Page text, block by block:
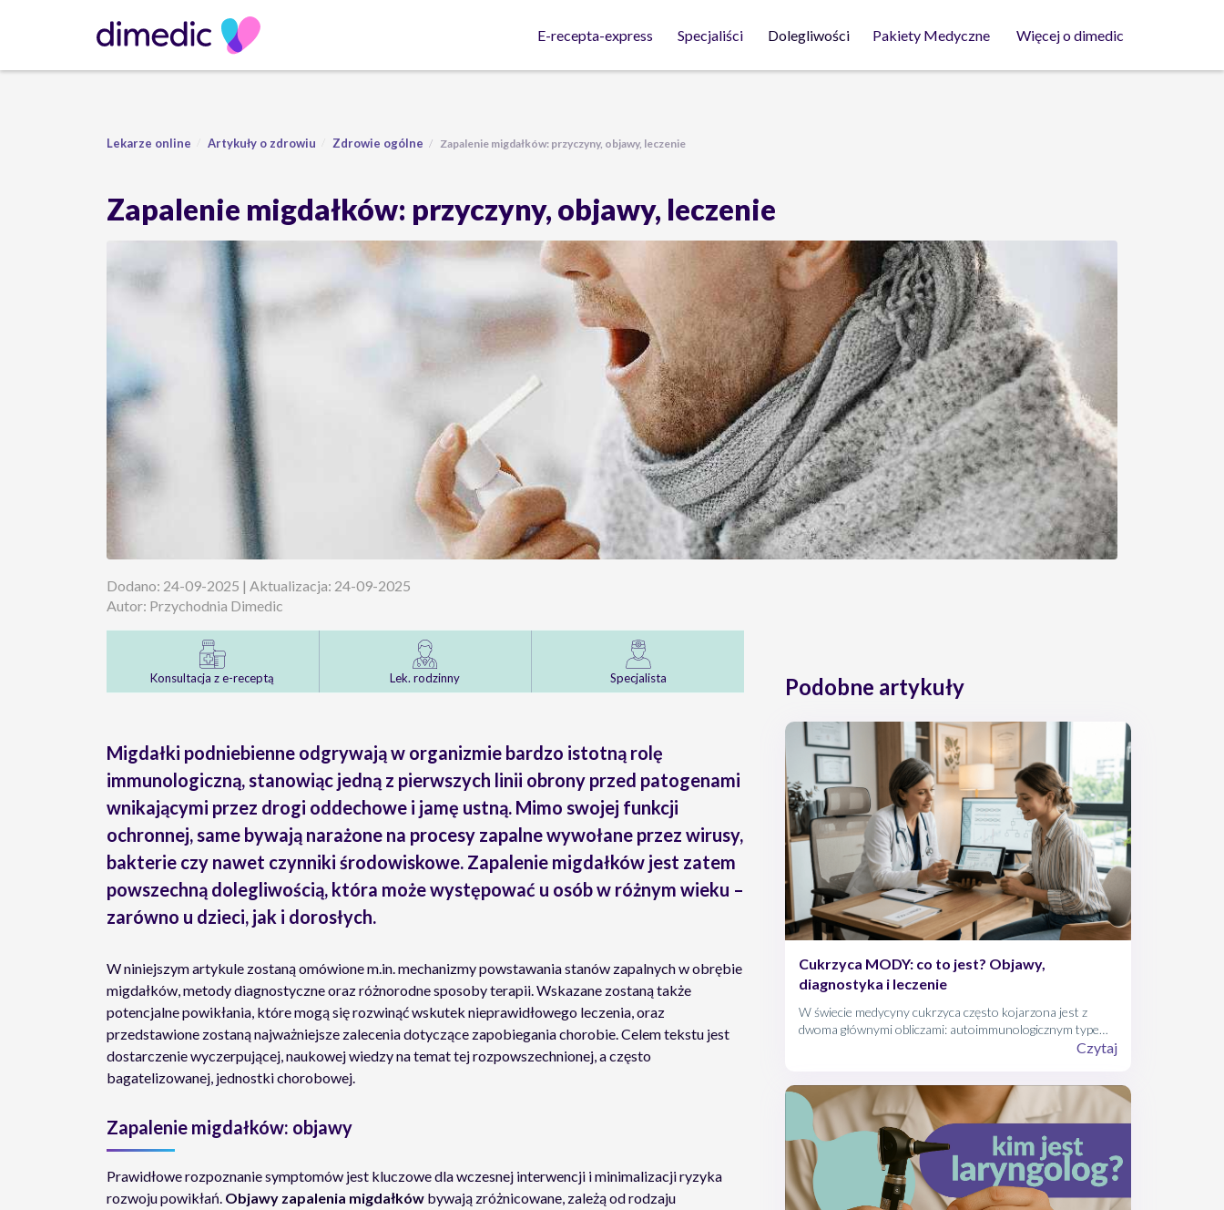
E-recepta-express Specjaliści Dolegliwości Pakiety Medyczne Więcej o dimedic
Lekarze online Artykuły o zdrowiu Zdrowie ogólne Zapalenie migdałków: przyczyny, objawy, leczenie
Zapalenie migdałków: przyczyny, objawy, leczenie
Dodano: 24-09-2025 | Aktualizacja: 24-09-2025
Autor: Przychodnia Dimedic
Konsultacja z e-receptą Lek. rodzinny Specjalista
Migdałki podniebienne odgrywają w organizmie bardzo istotną rolę
immunologiczną, stanowiąc jedną z pierwszych linii obrony przed patogenami
wnikającymi przez drogi oddechowe i jamę ustną. Mimo swojej funkcji
ochronnej, same bywają narażone na procesy zapalne wywołane przez wirusy,
bakterie czy nawet czynniki środowiskowe. Zapalenie migdałków jest zatem
powszechną dolegliwością, która może występować u osób w różnym wieku –
zarówno u dzieci, jak i dorosłych.
W niniejszym artykule zostaną omówione m.in. mechanizmy powstawania stanów zapalnych w obrębie
migdałków, metody diagnostyczne oraz różnorodne sposoby terapii. Wskazane zostaną także
potencjalne powikłania, które mogą się rozwinąć wskutek nieprawidłowego leczenia, oraz
przedstawione zostaną najważniejsze zalecenia dotyczące zapobiegania chorobie. Celem tekstu jest
dostarczenie wyczerpującej, naukowej wiedzy na temat tej rozpowszechnionej, a często
bagatelizowanej, jednostki chorobowej.
Zapalenie migdałków: objawy
Prawidłowe rozpoznanie symptomów jest kluczowe dla wczesnej interwencji i minimalizacji ryzyka
rozwoju powikłań. Objawy zapalenia migdałków bywają zróżnicowane, zależą od rodzaju
Podobne artykuły
Cukrzyca MODY: co to jest? Objawy,
diagnostyka i leczenie
W świecie medycyny cukrzyca często kojarzona jest z
dwoma głównymi obliczami: autoimmunologicznym typem
1 oraz metabolicznym typem 2. Istnieje jednak postać
to rzadka, monogenowa forma cukrzycy, która dotyczy
około 1-5% wszystkich przypadków tej choroby.
Czytaj